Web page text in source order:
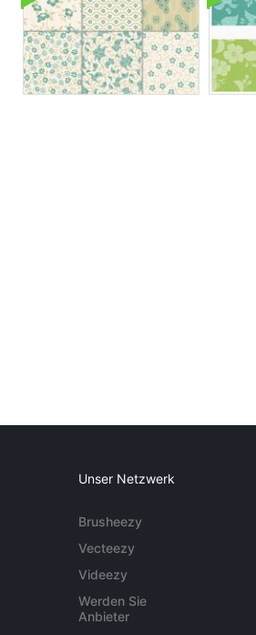
Unser Netzwerk
Brusheezy
Vecteezy
Videezy
Werden Sie
Anbieter